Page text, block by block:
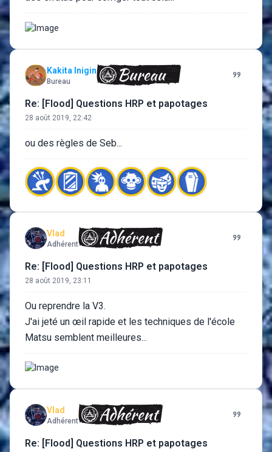
Kakita Inigin
Bureau
Re: [Flood] Questions HRP et papotages
28 août 2019, 22:42
ou des règles de Seb...
Vlad
Adhérent
Re: [Flood] Questions HRP et papotages
28 août 2019, 23:11
Ou reprendre la V3.
J'ai jeté un œil rapide et les techniques de l'école
Matsu semblent meilleures...
Vlad
Adhérent
Re: [Flood] Questions HRP et papotages